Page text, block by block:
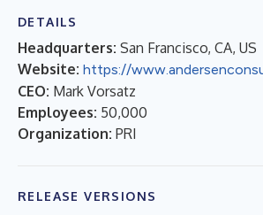
DETAILS
Headquarters: San Francisco, CA, US
Website: https://
CEO: Mark Vorsatz
Employees: 50,000
Organization: PRI
RELEASE VERSIONS